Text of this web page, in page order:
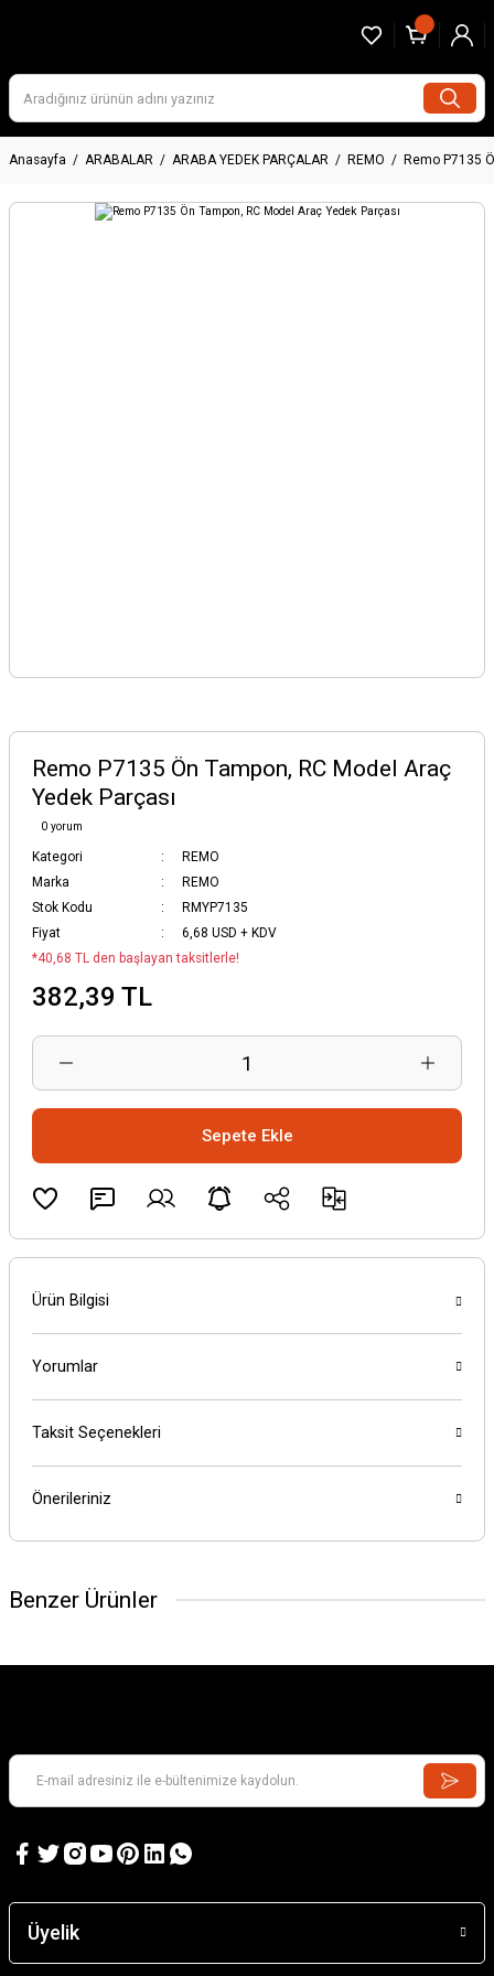
Anasayfa ARABALAR ARABA YEDEK PARÇALAR REMO Remo P7135
Remo P7135 Ön Tampon, RC Model Araç
Yedek Parçası
0 yorum
Kategori
REMO
Marka
REMO
Stok Kodu
RMYP7135
Fiyat
6,68 USD + KDV
*40,68 TL den başlayan taksitlerle!
382,39 TL
Sepete Ekle
Ürün Bilgisi
Yorumlar
Taksit Seçenekleri
Önerileriniz
Benzer Ürünler
Üyelik